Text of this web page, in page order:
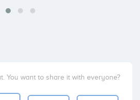
You want to share it with everyone?